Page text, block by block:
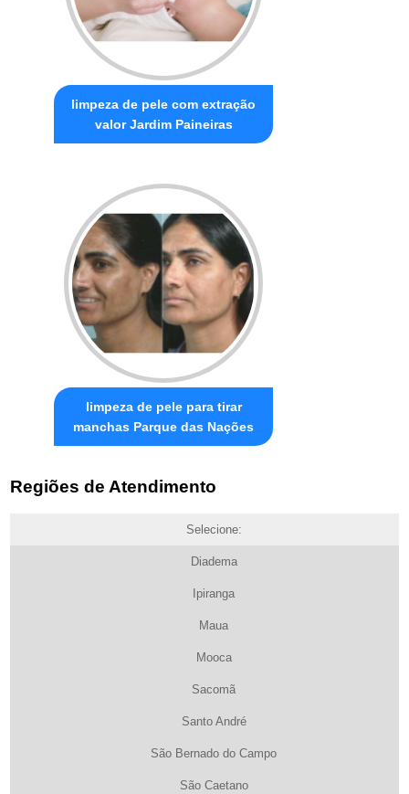
limpeza de pele com extração
valor Jardim Paineiras
limpeza de pele para tirar
manchas Parque das Nações
Regiões de Atendimento
Selecione:
Diadema
Ipiranga
Maua
Mooca
Sacomã
Santo André
São Bernado do Campo
São Caetano